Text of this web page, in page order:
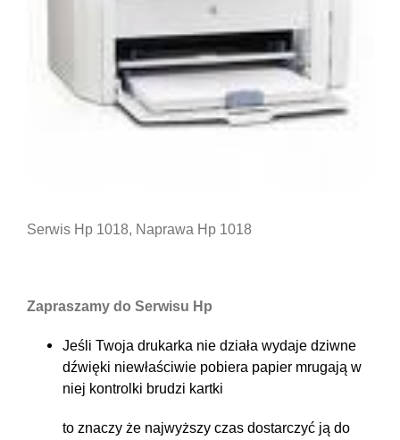
Serwis Hp 1018, Naprawa Hp 1018
Zapraszamy do Serwisu Hp
Jeśli Twoja drukarka nie działa wydaje dziwne
dźwięki niewłaściwie pobiera papier mrugają w
niej kontrolki brudzi kartki
to znaczy że najwyższy czas dostarczyć ją do